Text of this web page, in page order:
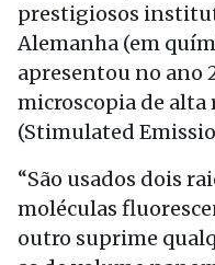
prestigiosos
Alemanha (em
apresentou no ano
microscopia de alta
(Stimulated
“São usados dois
moléculas
outro suprime